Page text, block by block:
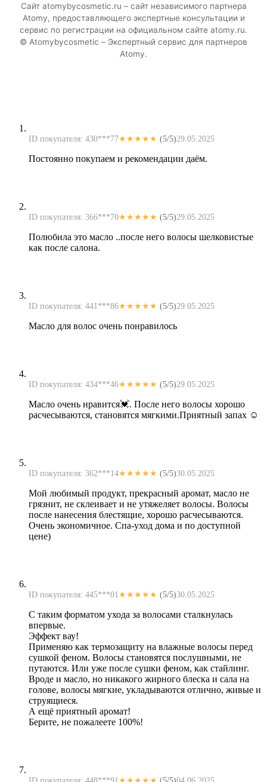
Для Узбекистана Перейти →
Сайт atomybycosmetic.ru – сайт независимого партнера
Atomy, предоставляющего экспертные консультации и
сервис по регистрации на официальном сайте atomy.ru.
© Atomybycosmetic – Экспертный сервис для партнеров
Atomy.
ID покупателя: 430***77★★★★★ (5/5)29.05.2025
Постоянно покупаем и рекомендации даём.
ID покупателя: 366***70★★★★★ (5/5)29.05.2025
Полюбила это масло ..после него волосы шелковистые
как после салона.
ID покупателя: 441***86★★★★★ (5/5)29.05.2025
Масло для волос очень понравилось
ID покупателя: 434***46★★★★★ (5/5)29.05.2025
Масло очень нравится💓. После него волосы хорошо
расчесываются, становятся мягкими.Приятный запах ☺
ID покупателя: 362***14★★★★★ (5/5)30.05.2025
Мой любимый продукт, прекрасный аромат, масло не
грязнит, не склеивает и не утяжеляет волосы. Волосы
после нанесения блестящие, хорошо расчесываются.
Очень экономичное. Спа-уход дома и по доступной
цене)
ID покупателя: 445***01 ★★★★★ (5/5)30.05.2025
С таким форматом ухода за волосами сталкнулась
впервые.
Эффект вау!
Применяю как термозащиту на влажные волосы перед
сушкой феном. Волосы становятся послушными, не
путаются. Или уже после сушки феном, как стайлинг.
Вроде и масло, но никакого жирного блеска и сала на
голове, волосы мягкие, укладываются отлично, живые и
струящиеся.
А ещё приятный аромат!
Берите, не пожалеете 100%!